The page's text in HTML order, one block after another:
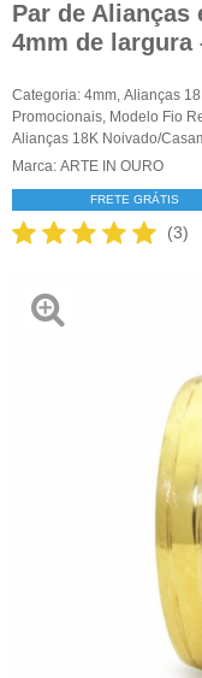
Par de Alianças
4mm de largura
Categoria: 4mm Alianças
Promocionais Modelo Fio
Alianças 18K Noivado/
Marca: ARTE IN OURO
FRETE GRÁTIS
(3)